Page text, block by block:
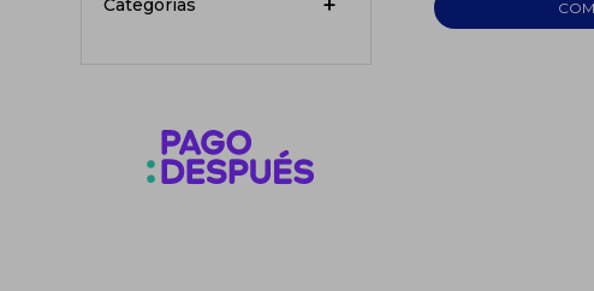
Categorías